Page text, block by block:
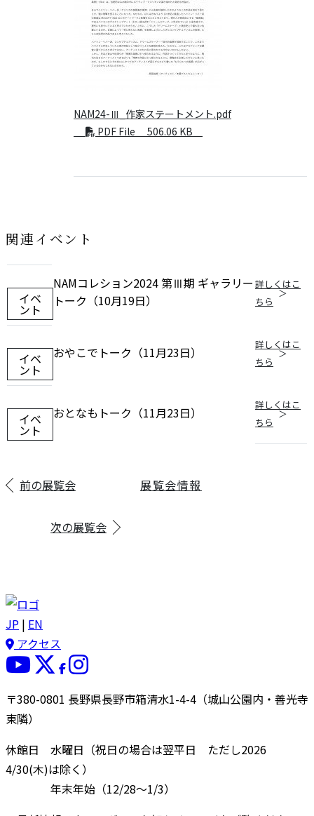
NAM24-Ⅲ_作家ステートメント.pdf
PDF File 506.06 KB
関連イベント
イベ
ント
NAMコレション2024 第Ⅲ期 ギャラリー
トーク（10月19日）
詳しくはこ
ちら
イベ
ント
おやこでトーク（11月23日）
詳しくはこ
ちら
イベ
ント
おとなもトーク（11月23日）
詳しくはこ
ちら
前の展覧会 展覧会情報
次の展覧会
JP | EN
アクセス
〒380-0801 長野県長野市箱清水1-4-4（城山公園内・善光寺
東隣）
休館日 水曜日（祝日の場合は翌平日 ただし2026
4/30(木)は除く）
年末年始（12/28〜1/3）